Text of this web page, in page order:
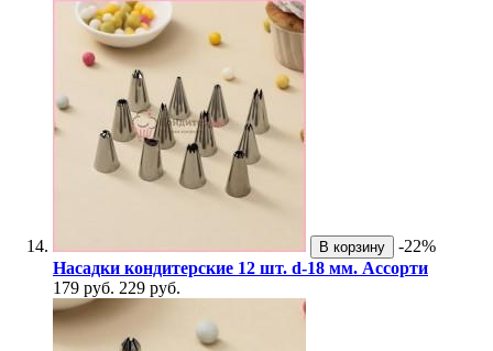
В корзину
-22%
Насадки кондитерские 12 шт. d-18 мм. Ассорти
179 руб. 229 руб.